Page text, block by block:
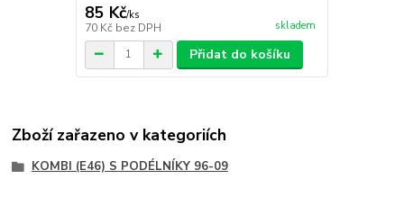
85 Kč/ks
70 Kč bez DPH skladem
Přidat do košíku
Zboží zařazeno v kategoriích
KOMBI (E46) S PODÉLNÍKY 96-09